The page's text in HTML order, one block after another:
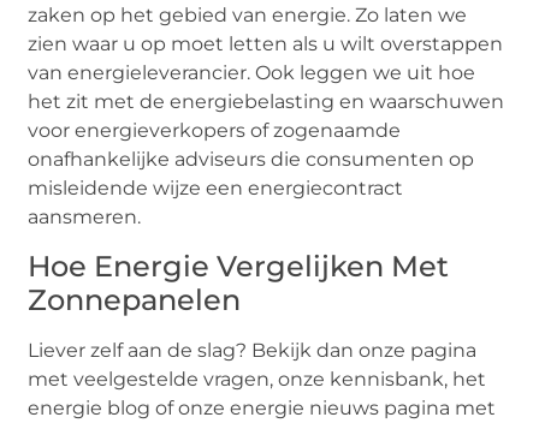
zaken op het gebied van energie. Zo laten we
zien waar u op moet letten als u wilt overstappen
van energieleverancier. Ook leggen we uit hoe
het zit met de energiebelasting en waarschuwen
voor energieverkopers of zogenaamde
onafhankelijke adviseurs die consumenten op
misleidende wijze een energiecontract
aansmeren.
Hoe Energie Vergelijken Met
Zonnepanelen
Liever zelf aan de slag? Bekijk dan onze pagina
met veelgestelde vragen, onze kennisbank, het
energie blog of onze energie nieuws pagina met